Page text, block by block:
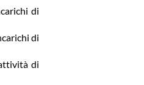
di
di
di